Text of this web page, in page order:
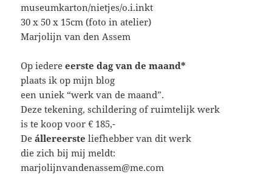
museumkarton/nietjes/o.i.inkt
30 x 50 x 15cm (foto in atelier)
Marjolijn van den Assem
Op iedereeerste dag van de maand*
plaats ik op mijn blog
een uniek “werk van de maand”.
Deze tekening, schildering of ruimtelijk werk
is te koop voor € 185,-
Deállereerste liefhebber van dit werk
die zich bij mij meldt:
marjolijnvandenassem@me.com